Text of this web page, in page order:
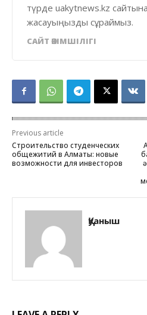
түрде uakytnews.kz
жасауыңызды сұраймыз.
САЙТ ӘКІМШІЛІГІ
Previous article
Строительство студенческих
общежитий в Алматы: новые
возможности для инвесторов
Қуаныш